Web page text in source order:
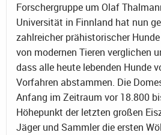
Forschergruppe um Olaf
Universität in Finnland hat nun
zahlreicher prähistorischer
von modernen Tieren verglichen
dass alle heute lebenden Hunde
Vorfahren abstammen. Die
Anfang im Zeitraum vor 18.800
Höhepunkt der letzten großen
Jäger und Sammler die ersten